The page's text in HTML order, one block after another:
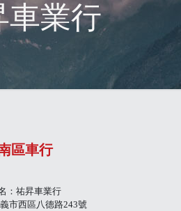
車業行
區車行
：祐昇車業行
市西區八德路243號